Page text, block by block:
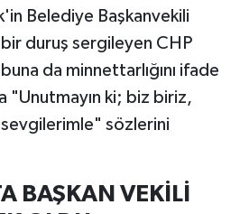
Belediye Başkanvekili
duruş sergileyen CHP
da minnettarlığını ifade
"Unutmayın ki; biz biriz,
sözlerini
BAŞKAN VEKİLİ